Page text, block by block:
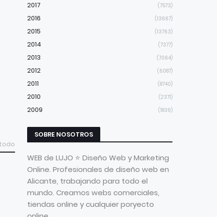
2017 (7573)
2016 (13667)
2015 (13763)
2014 (7377)
2013 (7064)
2012 (6087)
2011 (8740)
2010 (2371)
2009 (1836)
SOBRE NOSOTROS
WEB de LUJO ⭐ Diseño Web y Marketing
Online. Profesionales de diseño web en
Alicante, trabajando para todo el
mundo. Creamos webs comerciales,
tiendas online y cualquier poryecto